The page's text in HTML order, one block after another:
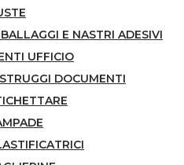
E NASTRI ADESIVI
UFFICIO
DOCUMENTI